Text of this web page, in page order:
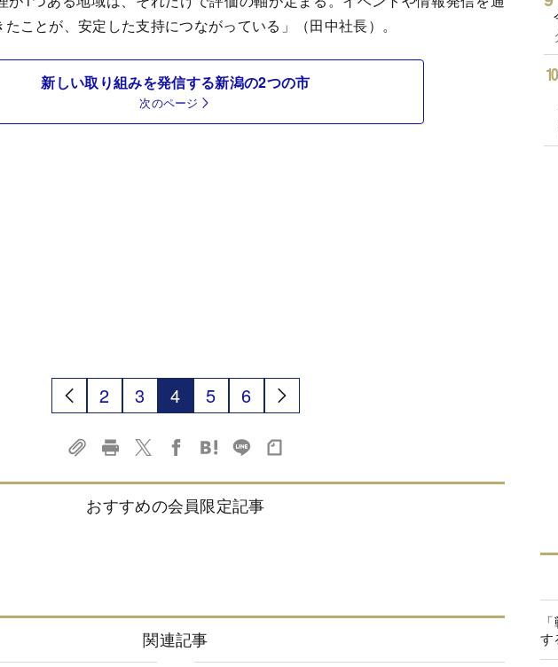
ことが、安定した支持につながっている」（田中社長）。
新しい取り組みを発信する新潟の2つの市
次のページ
2 3 4 5 6
おすすめの会員限定記事
関連記事
す